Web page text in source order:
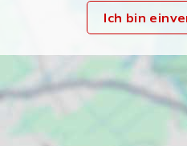
Ich bin